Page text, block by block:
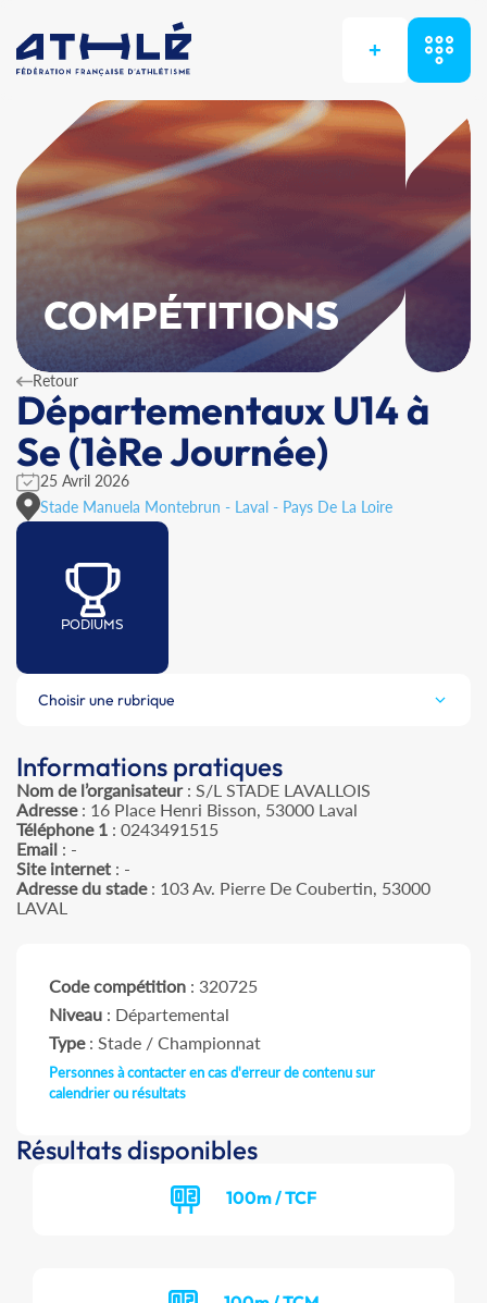
+
COMPÉTITIONS
Retour
Départementaux U14 à
Se (1èRe Journée)
25 Avril 2026
Stade Manuela Montebrun - Laval - Pays De La Loire
PODIUMS
Choisir une rubrique
Informations pratiques
Nom de l’organisateur: S/L STADE LAVALLOIS
Adresse: 16 Place Henri Bisson, 53000 Laval
Téléphone 1 : 0243491515
Email : -
Site internet : -
Adresse du stade: 103 Av. Pierre De Coubertin, 53000
LAVAL
Code compétition : 320725
Niveau : Départemental
Type: Stade / Championnat
Personnes à contacter en cas d'erreur de contenu sur
calendrier ou résultats
Résultats disponibles
100m / TCF